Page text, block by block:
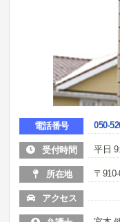
電話番号 050-
受付時間 平日
所在地 〒
アクセス